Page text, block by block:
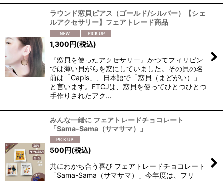
ラウンド窓貝ピアス（ゴールド/シルバー）【シェ
ルアクセサリー】フェアトレード商品
1,300円(税込)
『窓貝を使ったアクセサリー』かつてフィリピン
では薄い貝がらを窓にしていました。その貝の名
前は「Capis」、日本語で「窓貝（まどがい）」
と言います。FTCJは、窓貝を使ってひとつひとつ
手作りされたアク…
みんな一緒に フェアトレードチョコレート
「Sama-Sama（サマサマ）」
500円(税込)
共にわかち合う喜び フェアトレードチョコレート
「Sama-Sama（サマサマ）」今年度は、フリ